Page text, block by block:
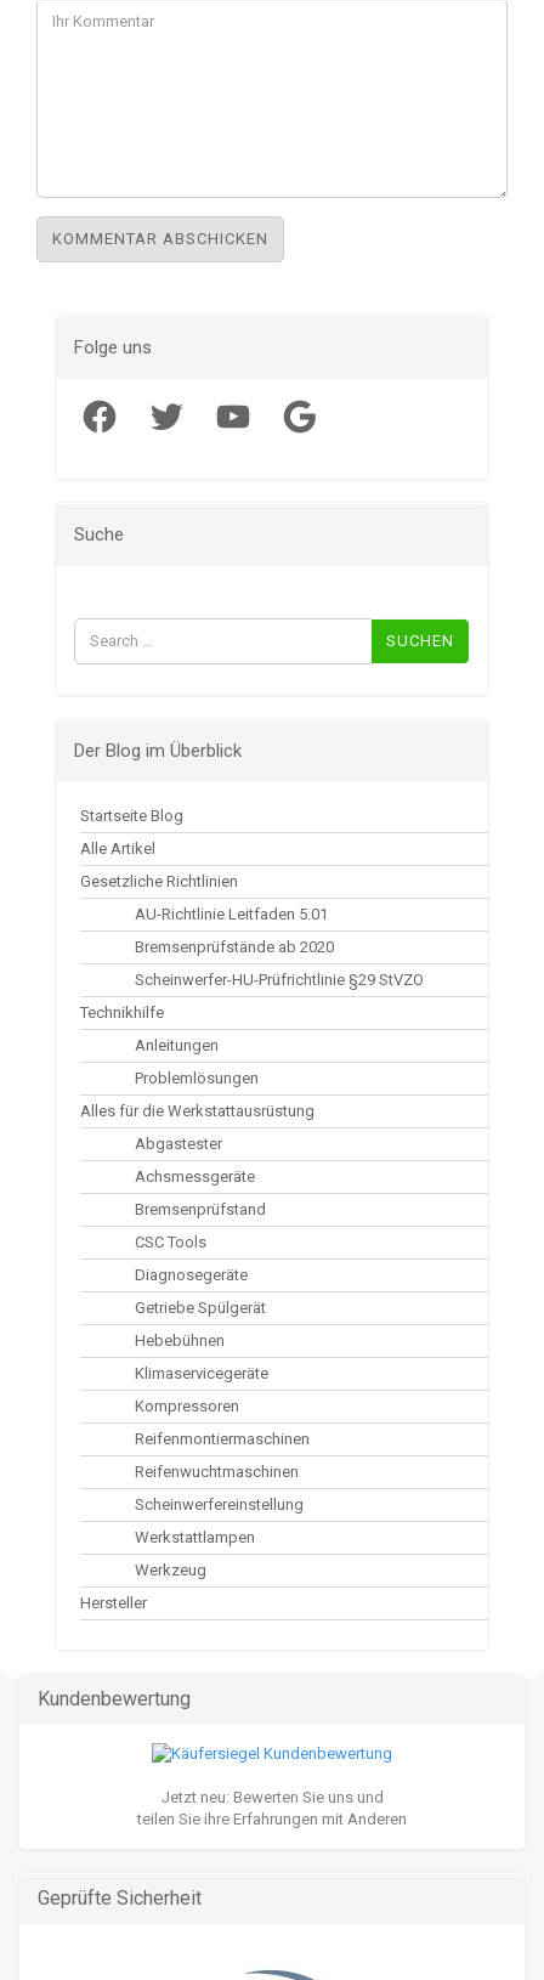
Folge uns
Facebook Twitter YouTube Google
Suche
Suchen
nach:
Der Blog im Überblick
Startseite Blog
Alle Artikel
Gesetzliche Richtlinien
AU-Richtlinie Leitfaden 5.01
Bremsenprüfstände ab 2020
Scheinwerfer-HU-Prüfrichtlinie §29 StVZO
Technikhilfe
Anleitungen
Problemlösungen
Alles für die Werkstattausrüstung
Abgastester
Achsmessgeräte
Bremsenprüfstand
CSC Tools
Diagnosegeräte
Getriebe Spülgerät
Hebebühnen
Klimaservicegeräte
Kompressoren
Reifenmontiermaschinen
Reifenwuchtmaschinen
Scheinwerfereinstellung
Werkstattlampen
Werkzeug
Hersteller
Kundenbewertung
Jetzt neu: Bewerten Sie uns und
teilen Sie ihre Erfahrungen mit Anderen
Geprüfte Sicherheit